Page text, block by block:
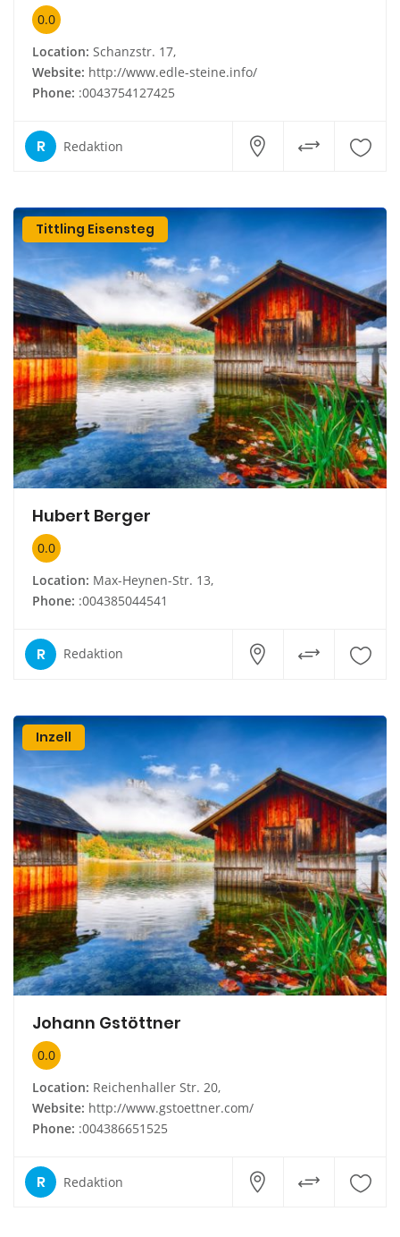
0.0
Location: Schanzstr. 17,
Website: http://www.edle-steine.info/
Phone: :0043754127425
R Redaktion
Tittling Eisensteg
Hubert Berger
0.0
Location: Max-Heynen-Str. 13,
Phone: :004385044541
R Redaktion
Inzell
Johann Gstöttner
0.0
Location: Reichenhaller Str. 20,
Website: http://www.gstoettner.com/
Phone: :004386651525
R Redaktion